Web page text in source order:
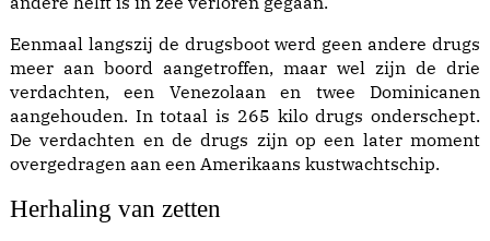
Eenmaal langszij de drugsboot werd geen andere drugs
meer aan boord aangetroffen, maar wel zijn de drie
verdachten, een Venezolaan en twee Dominicanen
aangehouden. In totaal is 265 kilo drugs onderschept.
De verdachten en de drugs zijn op een later moment
overgedragen aan een Amerikaans kustwachtschip.
Herhaling van zetten